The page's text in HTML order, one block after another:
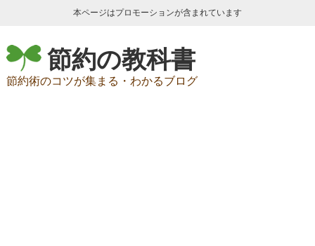
本ページはプロモーションが含まれています
節約の教科書
節約術のコツが集まる・わかるブログ